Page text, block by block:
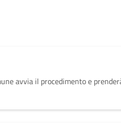
avvia il procedimento e